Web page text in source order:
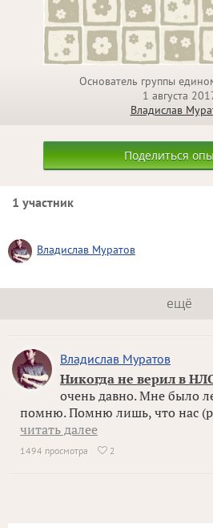
Основатель группы
1 августа
Владислав
Поделиться
1 участник
Владислав Муратов
ещё
Владислав Муратов
Никогда не верил в
очень давно. Мне было
помню. Помню лишь, что нас
читать далее
1494 просмотра  2